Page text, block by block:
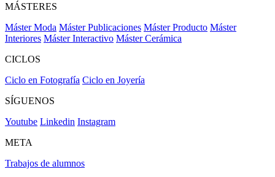
MÁSTERES
Máster Moda Máster Publicaciones Máster Producto Máster
Interiores Máster Interactivo Máster Cerámica
CICLOS
Ciclo en Fotografía Ciclo en Joyería
SÍGUENOS
Youtube Linkedin Instagram
META
Trabajos de alumnos